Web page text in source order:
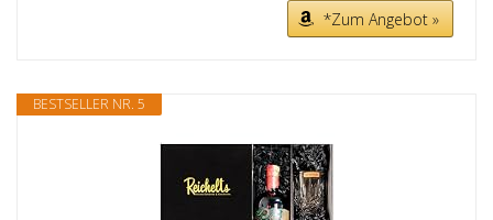
*Zum Angebot »
BESTSELLER NR. 5